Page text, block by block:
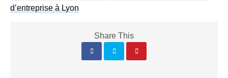
d’entreprise à Lyon
Share This